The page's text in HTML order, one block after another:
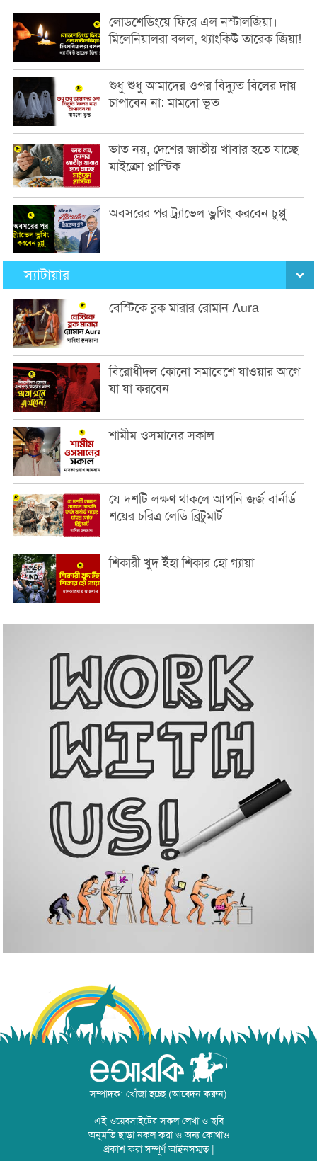
লোডশেডিংয়ে ফিরে এল নস্টালজিয়া।
মিলেনিয়ালরা বলল, থ্যাংকিউ তারেক জিয়া!
শুধু শুধু আমাদের ওপর বিদ্যুত বিলের দায়
চাপাবেন না: মামদো ভূত
ভাত নয়, দেশের জাতীয় খাবার হতে যাচ্ছে
মাইক্রো প্লাস্টিক
অবসরের পর ট্র্যাভেল ভ্লগিং করবেন চুপ্পু
স্যাটায়ার
বেস্টিকে ব্লক মারার রোমান Aura
বিরোধীদল কোনো সমাবেশে যাওয়ার আগে
যা যা করবেন
শামীম ওসমানের সকাল
যে দশটি লক্ষণ থাকলে আপনি জর্জ বার্নার্ড
শয়ের চরিত্র লেডি ব্রিটুমার্ট
শিকারী খুদ ইঁহা শিকার হো গ্যায়া
সম্পাদক: খোঁজা হচ্ছে (আবেদন করুন)
এই ওয়েবসাইটের সকল লেখা ও ছবি
অনুমতি ছাড়া নকল করা ও অন্য কোথাও
প্রকাশ করা সম্পূর্ণ আইনসম্মত |